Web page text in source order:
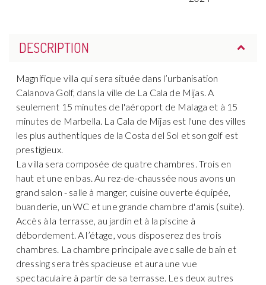
DESCRIPTION
Magnifique villa qui sera située dans l’urbanisation
Calanova Golf, dans la ville de La Cala de Mijas. A
seulement 15 minutes de l'aéroport de Malaga et à 15
minutes de Marbella. La Cala de Mijas est l'une des villes
les plus authentiques de la Costa del Sol et son golf est
prestigieux.
La villa sera composée de quatre chambres. Trois en
haut et une en bas. Au rez-de-chaussée nous avons un
grand salon - salle à manger, cuisine ouverte équipée,
buanderie, un WC et une grande chambre d'amis (suite).
Accès à la terrasse, au jardin et à la piscine à
débordement. A l’étage, vous disposerez des trois
chambres. La chambre principale avec salle de bain et
dressing sera très spacieuse et aura une vue
spectaculaire à partir de sa terrasse. Les deux autres